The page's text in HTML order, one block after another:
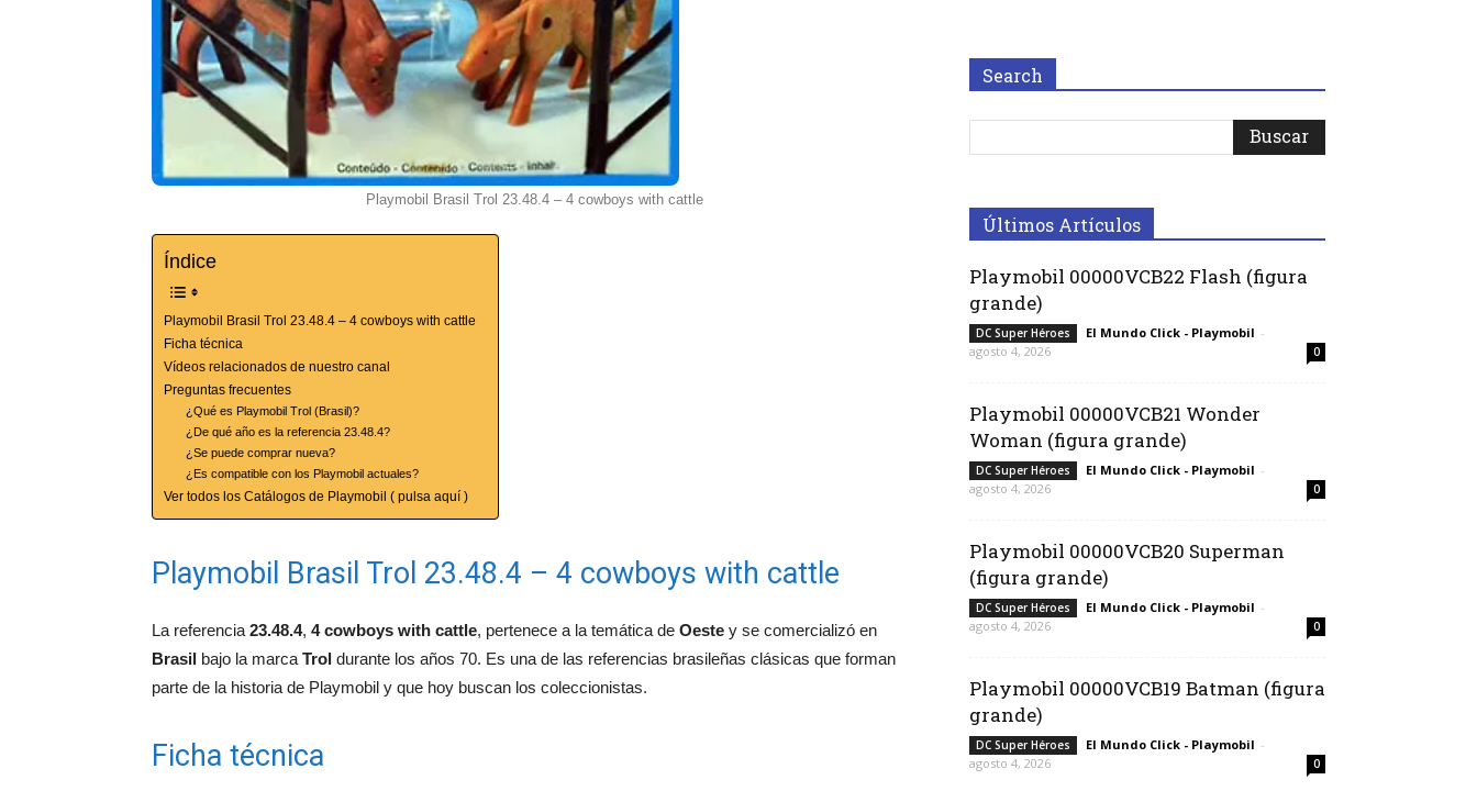
Playmobil Brasil Trol 23.48.4 – 4 cowboys with cattle
Índice
Playmobil Brasil Trol 23.48.4 – 4 cowboys with cattle
Ficha técnica
Vídeos relacionados de nuestro canal
Preguntas frecuentes
¿Qué es Playmobil Trol (Brasil)?
¿De qué año es la referencia 23.48.4?
¿Se puede comprar nueva?
¿Es compatible con los Playmobil actuales?
Ver todos los Catálogos de Playmobil ( pulsa aquí )
Playmobil Brasil Trol 23.48.4 – 4 cowboys with cattle
La referencia 23.48.4, 4 cowboys with cattle, pertenece a la temática de Oeste y se comercializó en
Brasil bajo la marca Trol durante los años 70. Es una de las referencias brasileñas clásicas que forman
parte de la historia de Playmobil y que hoy buscan los coleccionistas.
Ficha técnica
Search
Últimos Artículos
Playmobil 00000VCB22 Flash (figura
grande)
DC Super Héroes El Mundo Click - Playmobil -
agosto 4, 2026
0
Playmobil 00000VCB21 Wonder
Woman (figura grande)
DC Super Héroes El Mundo Click - Playmobil -
agosto 4, 2026
0
Playmobil 00000VCB20 Superman
(figura grande)
DC Super Héroes El Mundo Click - Playmobil -
agosto 4, 2026
0
Playmobil 00000VCB19 Batman (figura
grande)
DC Super Héroes El Mundo Click - Playmobil -
agosto 4, 2026
0